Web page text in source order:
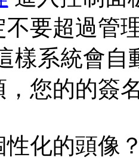
不要超過管
樣系統會自
，您的的簽
性化的頭像